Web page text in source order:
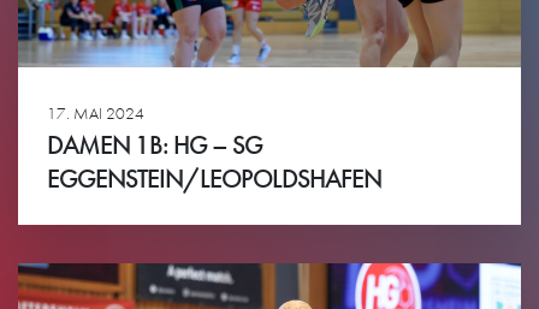
17. MAI 2024
DAMEN 1B: HG – SG
EGGENSTEIN/LEOPOLDSHAFEN